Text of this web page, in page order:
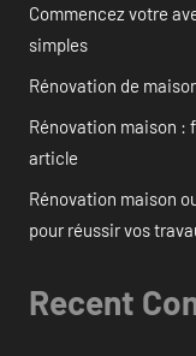
Commencez votre
simples
Rénovation de
Rénovation maison :
article
Rénovation maison
pour réussir vos
Recent